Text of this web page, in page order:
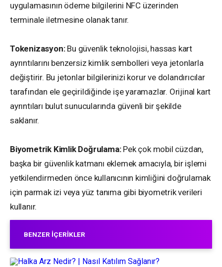
uygulamasının ödeme bilgilerini NFC üzerinden
terminale iletmesine olanak tanır.
Tokenizasyon:Bu güvenlik teknolojisi, hassas kart
ayrıntılarını benzersiz kimlik sembolleri veya jetonlarla
değiştirir. Bu jetonlar bilgilerinizi korur ve dolandırıcılar
tarafından ele geçirildiğinde işe yaramazlar. Orijinal kart
ayrıntıları bulut sunucularında güvenli bir şekilde
saklanır.
Biyometrik Kimlik Doğrulama:Pek çok mobil cüzdan,
başka bir güvenlik katmanı eklemek amacıyla, bir işlemi
yetkilendirmeden önce kullanıcının kimliğini doğrulamak
için parmak izi veya yüz tanıma gibi biyometrik verileri
kullanır.
BENZER İÇERIKLER